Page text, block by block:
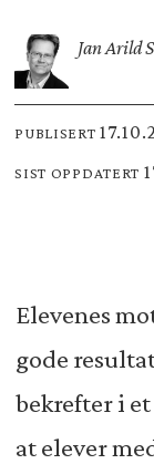
Jan Arild
PUBLISERT
SIST OPPDATERT
Elevenes
gode
bekrefter i
at elever